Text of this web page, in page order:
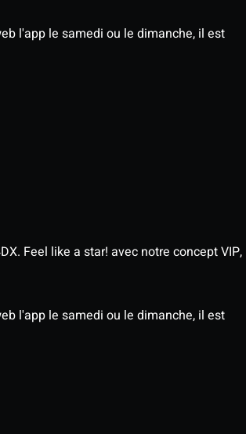
l'app le samedi ou le dimanche, il est
Feel like a star! avec notre concept VIP,
l'app le samedi ou le dimanche, il est